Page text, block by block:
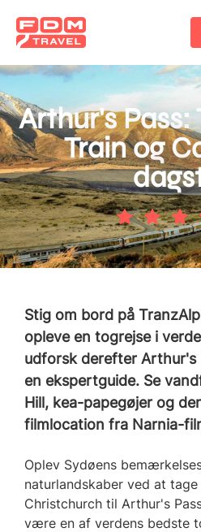
Gå
til
hovedindhold
Arthur's Pass:
Train og
Stig om bord på
opleve en togrejse i
udforsk derefter Arthur's
en ekspertguide. Se
Hill, kea-papegøjer og
filmlocation fra Narnia-
Oplev Sydøens
naturlandskaber ved at
Christchurch til Arthur's
være en af verdens bedste